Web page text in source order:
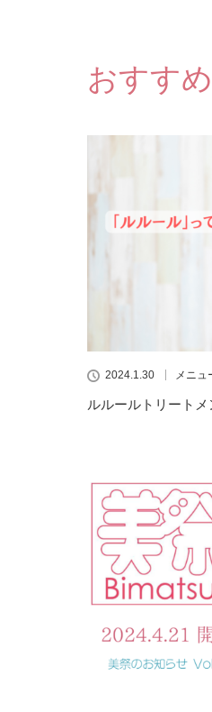
おすすめ
2024.1.30 メニュ
ルルールトリートメ